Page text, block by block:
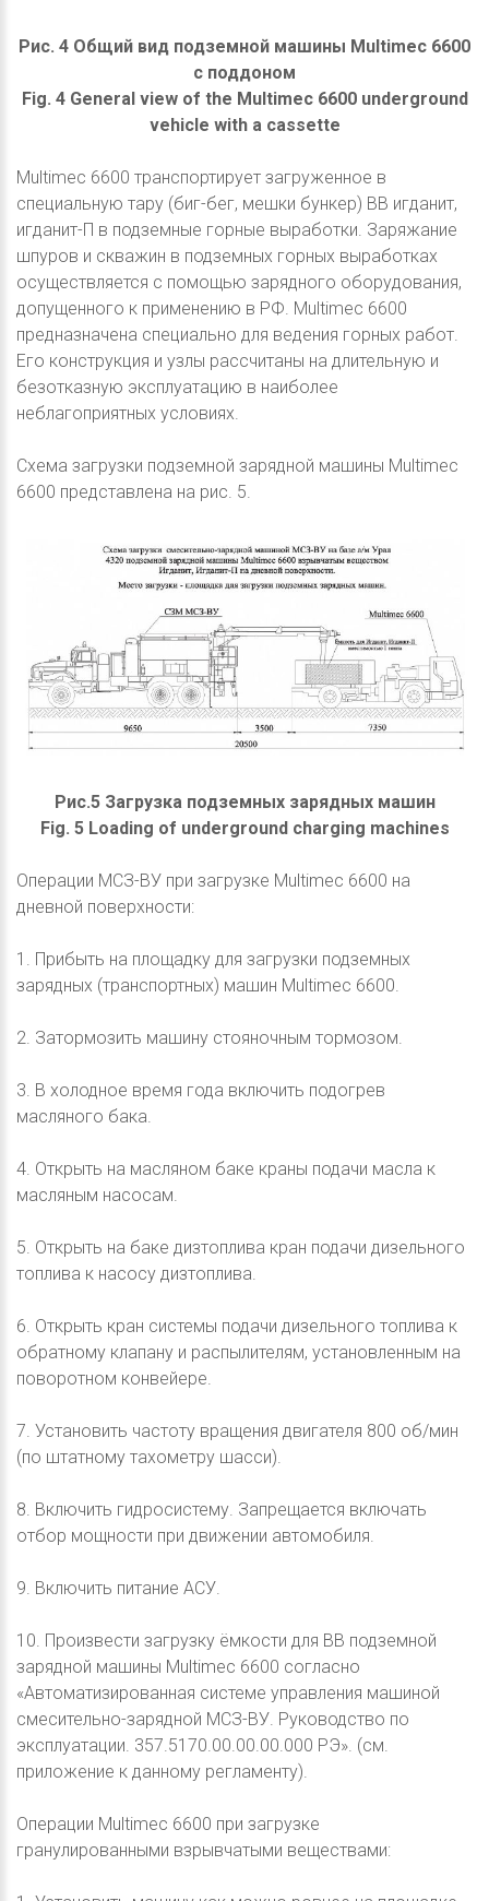
Рис. 4 Общий вид подземной машины Multimec 6600
с поддоном
Fig. 4 General view of the Multimec 6600 underground
vehicle with a cassette
Multimec 6600 транспортирует загруженное в
специальную тару (биг-бег, мешки бункер) ВВ игданит,
игданит-П в подземные горные выработки. Заряжание
шпуров и скважин в подземных горных выработках
осуществляется с помощью зарядного оборудования,
допущенного к применению в РФ. Multimec 6600
предназначена специально для ведения горных работ.
Его конструкция и узлы рассчитаны на длительную и
безотказную эксплуатацию в наиболее
неблагоприятных условиях.
Схема загрузки подземной зарядной машины Multimec
6600 представлена на рис. 5.
Рис.5 Загрузка подземных зарядных машин
Fig. 5 Loading of underground charging machines
Операции МСЗ-ВУ при загрузке Multimec 6600 на
дневной поверхности:
1. Прибыть на площадку для загрузки подземных
зарядных (транспортных) машин Multimec 6600.
2. Затормозить машину стояночным тормозом.
3. В холодное время года включить подогрев
масляного бака.
4. Открыть на масляном баке краны подачи масла к
масляным насосам.
5. Открыть на баке дизтоплива кран подачи дизельного
топлива к насосу дизтоплива.
6. Открыть кран системы подачи дизельного топлива к
обратному клапану и распылителям, установленным на
поворотном конвейере.
7. Установить частоту вращения двигателя 800 об/мин
(по штатному тахометру шасси).
8. Включить гидросистему. Запрещается включать
отбор мощности при движении автомобиля.
9. Включить питание АСУ.
10. Произвести загрузку ёмкости для ВВ подземной
зарядной машины Multimec 6600 согласно
«Автоматизированная системе управления машиной
смесительно-зарядной МСЗ-ВУ. Руководство по
эксплуатации. 357.5170.00.00.00.000 РЭ». (см.
приложение к данному регламенту).
Операции Multimec 6600 при загрузке
гранулированными взрывчатыми веществами: